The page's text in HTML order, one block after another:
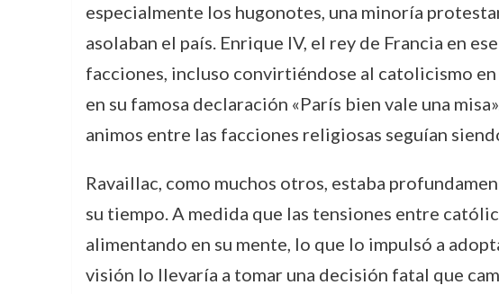
especialmente los hugonotes, una minoría
asolaban el país. Enrique IV, el rey de Francia en
facciones, incluso convirtiéndose al catolicismo
en su famosa declaración «París bien vale una
animos entre las facciones religiosas seguían
Ravaillac, como muchos otros, estaba
su tiempo. A medida que las tensiones entre
alimentando en su mente, lo que lo impulsó a
visión lo llevaría a tomar una decisión fatal que